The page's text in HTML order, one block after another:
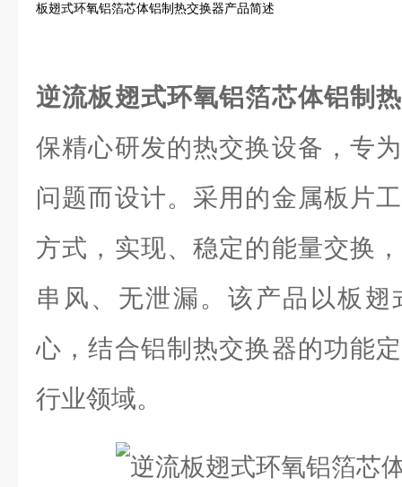
板翅式环氧铝箔芯体铝制热交换器产品简述
逆流板翅式环氧铝箔芯体铝制
保精心研发的热交换设备，专
问题而设计。采用的金属板片
方式，实现、稳定的能量交换
串风、无泄漏。该产品以板
心，结合铝制热交换器的功能
行业领域。